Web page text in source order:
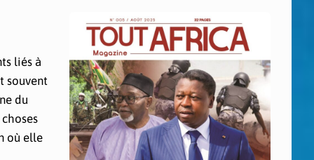
liés à
souvent
du
où elle